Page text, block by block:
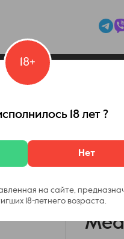
5% (Манго)
Нет в
18+
18 лет ?
Нет
на сайте,
18-летнего возраста.